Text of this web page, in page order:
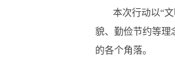
本次行动以“
貌、勤俭节约等理
的各个角落。